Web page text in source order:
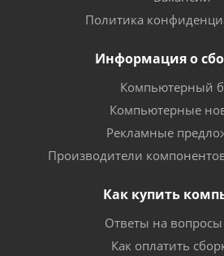
Политика
Информация о
Компьютерный
Компьютерные
Рекламные
Производители
Как купить
Ответы на вопросы
Как оплатить